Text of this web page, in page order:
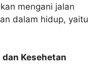
mengani jalan
dalam hidup, yaitu
Kesehetan